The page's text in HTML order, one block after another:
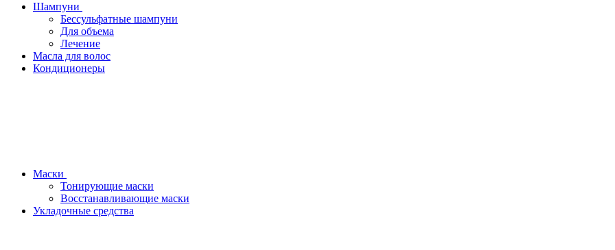
Шампуни
Бессульфатные шампуни
Для объема
Лечение
Масла для волос
Кондиционеры
Маски
Тонирующие маски
Восстанавливающие маски
Укладочные средства